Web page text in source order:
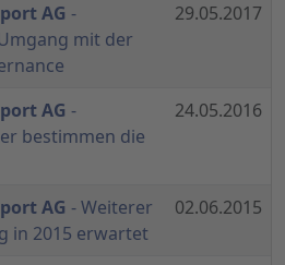
AG -
mit der
29.05.2017
AG -
bestimmen die
24.05.2016
AG - Weiterer
in 2015 erwartet
02.06.2015